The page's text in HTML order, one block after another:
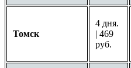
Томск
4 дня.
| 469
руб.